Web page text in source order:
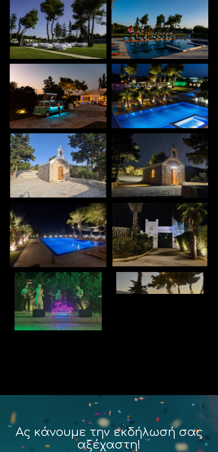
Ας κάνουμε την εκδήλωσή σας
αξέχαστη!